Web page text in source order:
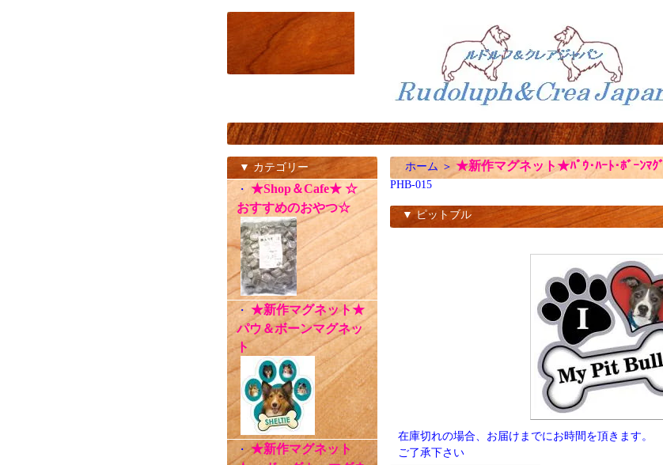
▼ カテゴリー
・ ★Shop＆Cafe★ ☆
おすすめのおやつ☆
・ ★新作マグネット★
パウ＆ボーンマグネッ
ト
・★新作マグネット
ホーム ＞★新作マグネット★ﾊﾟｳ･ﾊｰﾄ･ﾎﾞｰﾝﾏｸﾞ
PHB-015
▼ ピットブル
在庫切れの場合、お届けまでにお時間を頂きます。
ご了承下さい